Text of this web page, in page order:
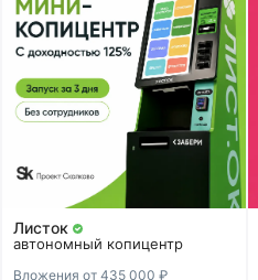
Листок
автономный копицентр
Вложения от 435 000 ₽